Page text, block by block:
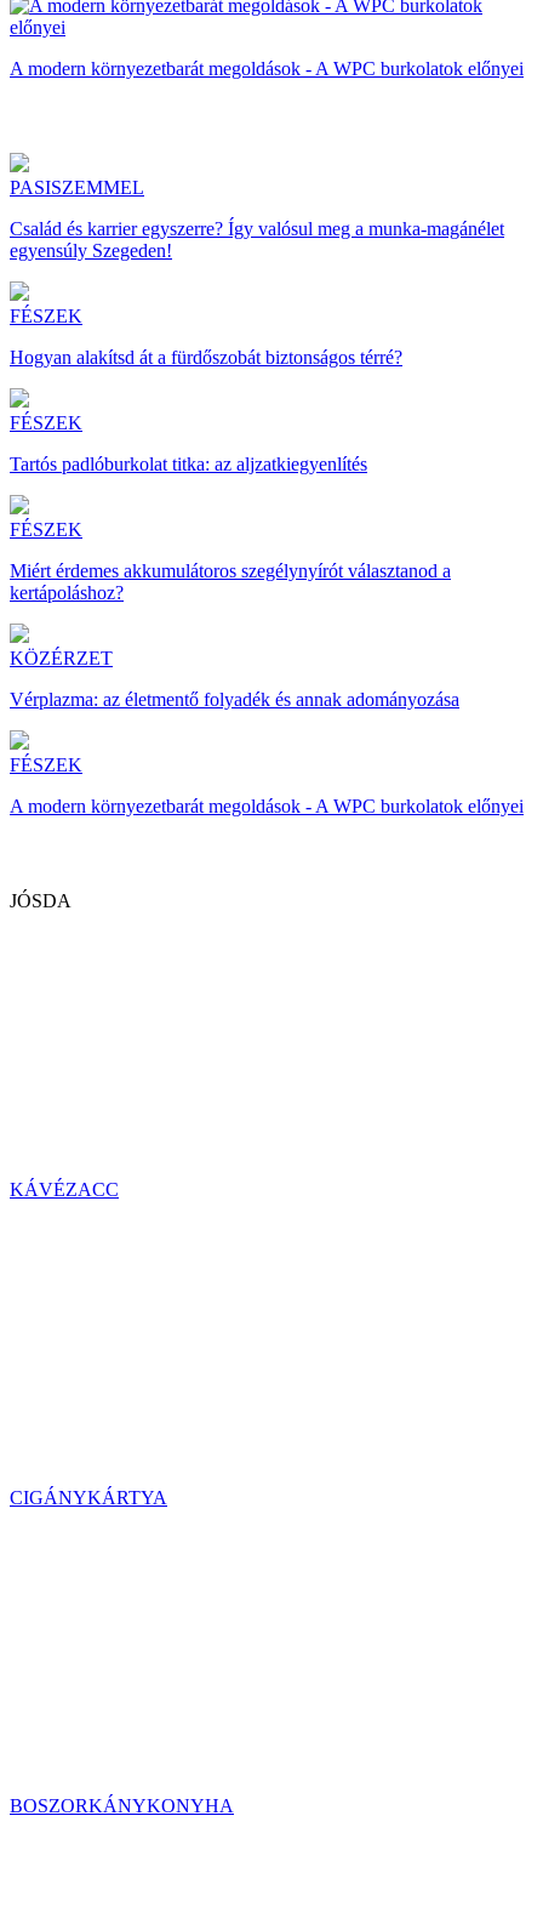
A modern környezetbarát megoldások - A WPC burkolatok előnyei
PASISZEMMEL
Család és karrier egyszerre? Így valósul meg a munka-magánélet
egyensúly Szegeden!
FÉSZEK
Hogyan alakítsd át a fürdőszobát biztonságos térré?
FÉSZEK
Tartós padlóburkolat titka: az aljzatkiegyenlítés
FÉSZEK
Miért érdemes akkumulátoros szegélynyírót választanod a
kertápoláshoz?
KÖZÉRZET
Vérplazma: az életmentő folyadék és annak adományozása
FÉSZEK
A modern környezetbarát megoldások - A WPC burkolatok előnyei
JÓSDA
KÁVÉZACC
CIGÁNYKÁRTYA
BOSZORKÁNYKONYHA